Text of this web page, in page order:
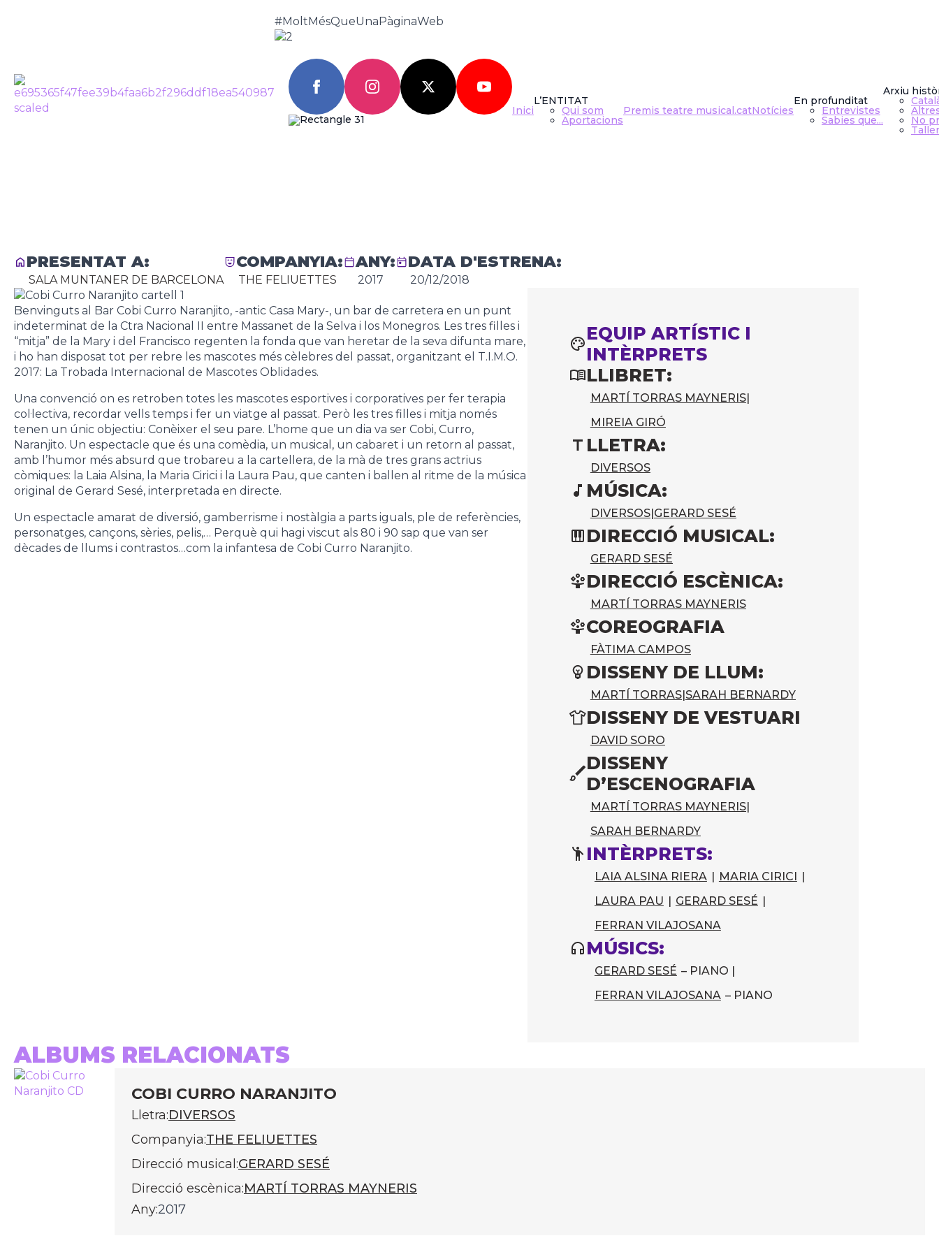
#MoltMésQueUnaPàginaWeb
Inici
L’ENTITAT
Qui som
Aportacions
Premis teatre musical.catNotícies
En profunditat
Entrevistes
Sabies que...
Arxiu
No
COBI CURRO NARANJITO
PRESENTAT A:
SALA MUNTANER DE BARCELONA
COMPANYIA:
THE FELIUETTES
ANY:
2017
DATA D'ESTRENA:
20/12/2018
Benvinguts al Bar Cobi Curro Naranjito, -antic Casa Mary-, un bar de carretera en un punt
indeterminat de la Ctra Nacional II entre Massanet de la Selva i los Monegros. Les tres filles i
“mitja” de la Mary i del Francisco regenten la fonda que van heretar de la seva difunta mare,
i ho han disposat tot per rebre les mascotes més cèlebres del passat, organitzant el T.I.M.O.
2017: La Trobada Internacional de Mascotes Oblidades.
Una convenció on es retroben totes les mascotes esportives i corporatives per fer terapia
col·lectiva, recordar vells temps i fer un viatge al passat. Però les tres filles i mitja només
tenen un únic objectiu: Conèixer el seu pare. L’home que un dia va ser Cobi, Curro,
Naranjito. Un espectacle que és una comèdia, un musical, un cabaret i un retorn al passat,
amb l’humor més absurd que trobareu a la cartellera, de la mà de tres grans actrius
còmiques: la Laia Alsina, la Maria Cirici i la Laura Pau, que canten i ballen al ritme de la música
original de Gerard Sesé, interpretada en directe.
Un espectacle amarat de diversió, gamberrisme i nostàlgia a parts iguals, ple de referències,
personatges, cançons, sèries, pelis,… Perquè qui hagi viscut als 80 i 90 sap que van ser
dècades de llums i contrastos…com la infantesa de Cobi Curro Naranjito.
EQUIP ARTÍSTIC I
INTÈRPRETS
LLIBRET:
MARTÍ TORRAS MAYNERIS|
MIREIA GIRÓ
LLETRA:
DIVERSOS
MÚSICA:
DIVERSOS|GERARD SESÉ
DIRECCIÓ MUSICAL:
GERARD SESÉ
DIRECCIÓ ESCÈNICA:
MARTÍ TORRAS MAYNERIS
COREOGRAFIA
FÀTIMA CAMPOS
DISSENY DE LLUM:
MARTÍ TORRAS|SARAH BERNARDY
DISSENY DE VESTUARI
DAVID SORO
DISSENY
D’ESCENOGRAFIA
MARTÍ TORRAS MAYNERIS|
SARAH BERNARDY
INTÈRPRETS:
LAIA ALSINA RIERA | MARIA CIRICI |
LAURA PAU | GERARD SESÉ |
FERRAN VILAJOSANA
MÚSICS:
GERARD SESÉ – PIANO |
FERRAN VILAJOSANA – PIANO
ALBUMS RELACIONATS
COBI CURRO NARANJITO
Lletra:DIVERSOS
Companyia:THE FELIUETTES
Direcció musical:GERARD SESÉ
Direcció escènica:MARTÍ TORRAS MAYNERIS
Any:2017